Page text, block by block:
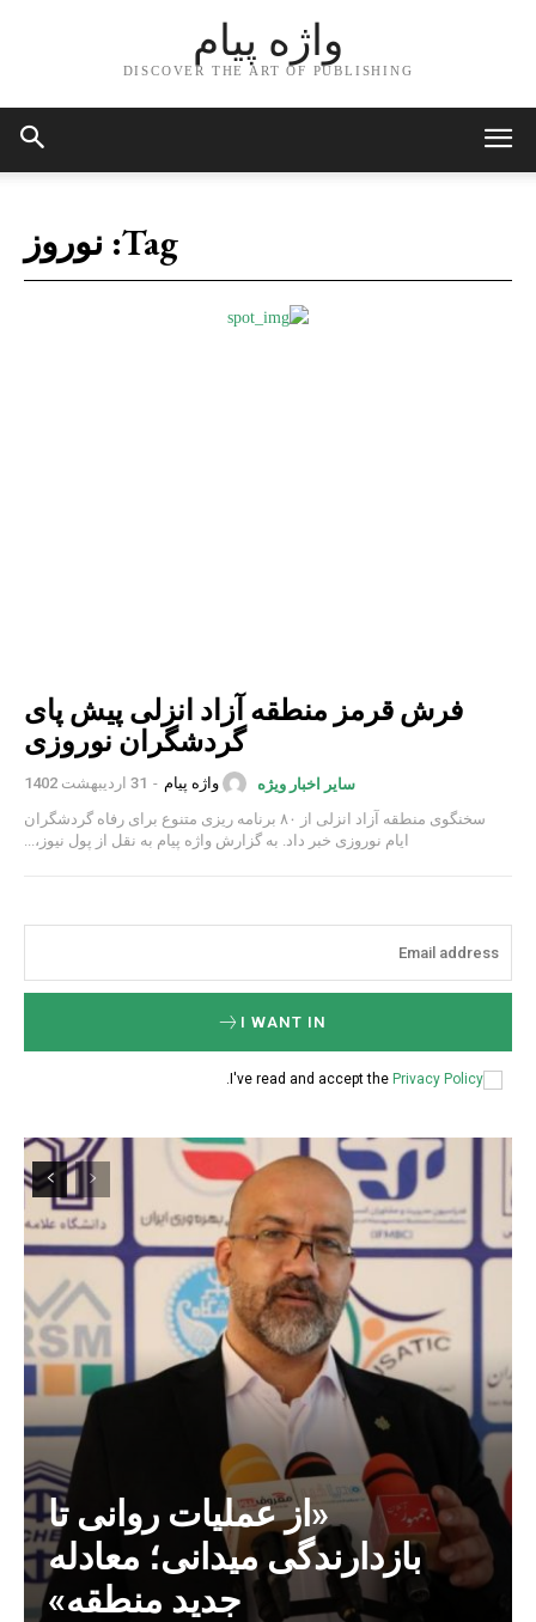
واژه پیام
DISCOVER THE ART OF PUBLISHING
Tag: نوروز
فرش قرمز منطقه آزاد انزلی پیش پای
گردشگران نوروزی
سایر اخبار ویژه واژه پیام - 31 اردیبهشت 1402
سخنگوی منطقه آزاد انزلی از ۸۰ برنامه ریزی متنوع برای رفاه گردشگران
ایام نوروزی خبر داد. به گزارش واژه پیام به نقل از پول نیوز،...
I WANT IN
I've read and accept the Privacy Policy
.
«از عملیات روانی تا
بازدارندگی میدانی؛ معادله
جدید منطقه»